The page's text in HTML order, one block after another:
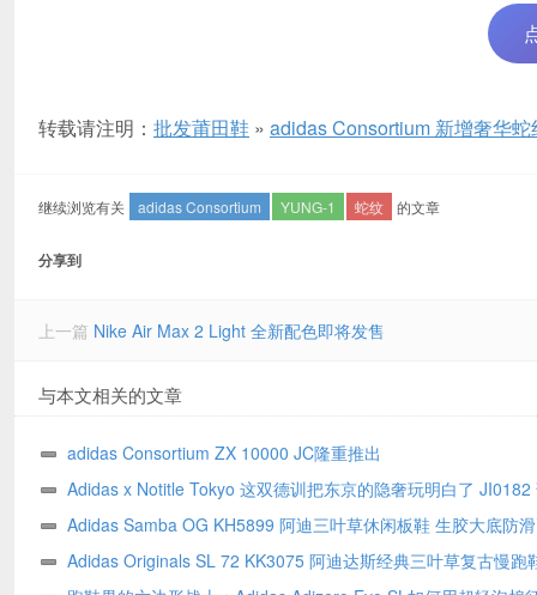
转载请注明： 批发莆田鞋 » adidas Consortium 新增奢华
继续浏览有关 adidas Consortium YUNG-1 蛇纹 的文章
分享到
上一篇 Nike Air Max 2 Light 全新配色即将发售
与本文相关的文章
adidas Consortium ZX 10000 JC隆重推出
Adidas x Notitle Tokyo 这双德训把东京的隐奢玩明白了 JI0182
名质感真绝
Adidas Samba OG KH5899 阿迪三叶草休闲板鞋 生胶大底防
古足球鞋
Adidas Originals SL 72 KK3075 阿迪达斯经典三叶草复古慢跑